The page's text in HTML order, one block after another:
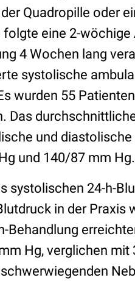
Quadropille oder
eine 2-wöchige
4 Wochen lang
systolische
wurden 55
Das
und
und 140/87 mm Hg.
systolischen 24-h-
in der Praxis
Behandlung
Hg, verglichen mit